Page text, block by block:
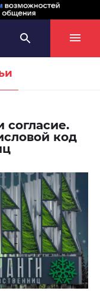
код